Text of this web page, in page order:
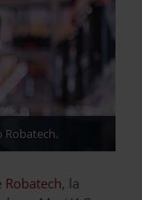
Robatech.
Robatech, la